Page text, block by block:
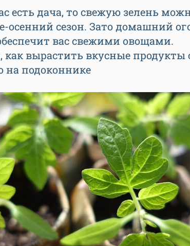
есть дача, то свежую зелень
осенний сезон. Зато домашний
вас свежими овощами.
как вырастить вкусные продукты
подоконнике